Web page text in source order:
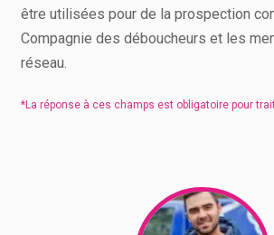
être utilisées pour de la prospection
Compagnie des déboucheurs et les
réseau.